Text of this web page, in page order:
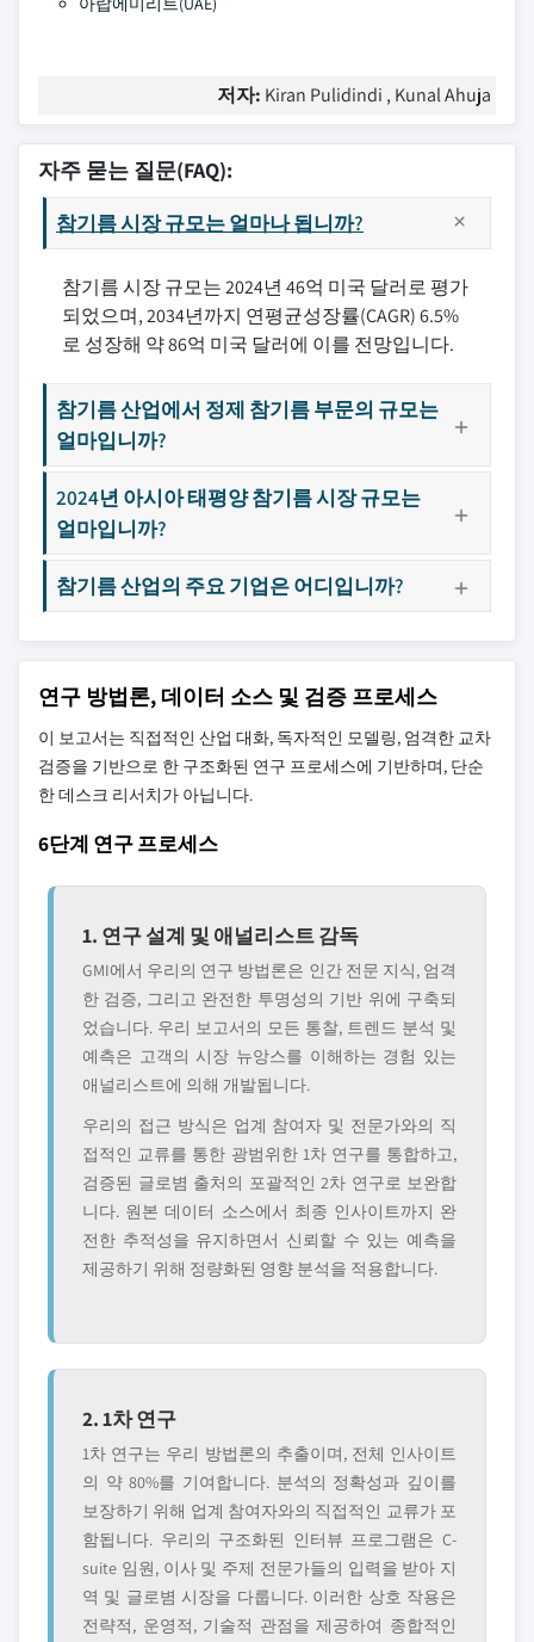
저자: Kiran Pulidindi , Kunal Ahuja
자주 묻는 질문(FAQ):
참기름 시장 규모는 얼마나 됩니까?
참기름 시장 규모는 2024년 46억 미국 달러로 평가
되었으며, 2034년까지 연평균성장률(CAGR) 6.5%
로 성장해 약 86억 미국 달러에 이를 전망입니다.
참기름 산업에서 정제 참기름 부문의 규모는
얼마입니까?
2024년 아시아 태평양 참기름 시장 규모는
얼마입니까?
참기름 산업의 주요 기업은 어디입니까?
연구 방법론, 데이터 소스 및 검증 프로세스
이 보고서는 직접적인 산업 대화, 독자적인 모델링, 엄격한 교차
검증을 기반으로 한 구조화된 연구 프로세스에 기반하며, 단순
한 데스크 리서치가 아닙니다.
6단계 연구 프로세스
1. 연구 설계 및 애널리스트 감독
GMI에서 우리의 연구 방법론은 인간 전문 지식, 엄격
한 검증, 그리고 완전한 투명성의 기반 위에 구축되
었습니다. 우리 보고서의 모든 통찰, 트렌드 분석 및
예측은 고객의 시장 뉴앙스를 이해하는 경험 있는
애널리스트에 의해 개발됩니다.
우리의 접근 방식은 업계 참여자 및 전문가와의 직
접적인 교류를 통한 광범위한 1차 연구를 통합하고,
검증된 글로볌 출처의 포괄적인 2차 연구로 보완합
니다. 원본 데이터 소스에서 최종 인사이트까지 완
전한 추적성을 유지하면서 신뢰할 수 있는 예측을
제공하기 위해 정량화된 영향 분석을 적용합니다.
2. 1차 연구
1차 연구는 우리 방법론의 추출이며, 전체 인사이트
의 약 80%를 기여합니다. 분석의 정확성과 깊이를
보장하기 위해 업계 참여자와의 직접적인 교류가 포
함됩니다. 우리의 구조화된 인터뷰 프로그램은 C-
suite 임원, 이사 및 주제 전문가들의 입력을 받아 지
역 및 글로볌 시장을 다룹니다. 이러한 상호 작용은
전략적, 운영적, 기술적 관점을 제공하여 종합적인